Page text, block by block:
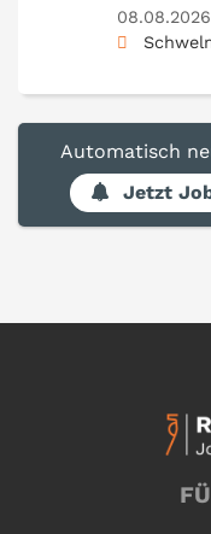
Automatisch
Jetzt